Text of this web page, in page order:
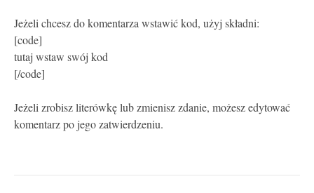
Jeżeli chcesz do komentarza wstawić kod, użyj składni:
[code]
tutaj wstaw swój kod
[/code]
Jeżeli zrobisz literówkę lub zmienisz zdanie, możesz edytować
komentarz po jego zatwierdzeniu.